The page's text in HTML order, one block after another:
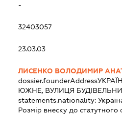
-
32403057
23.03.03
ЛИСЕНКО ВОЛОДИМИР
dossier.founderAddress
ЮЖНЕ, ВУЛИЦЯ
statements.nationality:
Розмір внеску до статутного